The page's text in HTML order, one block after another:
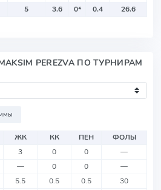
5 3.6 0* 0.4 26.6
PEREZVA ПО ТУРНИРАМ
ЖК КК ПЕН
ФОЛЫ
3 0 0
—
— 0 0
—
5.5 0.5 0.5
30